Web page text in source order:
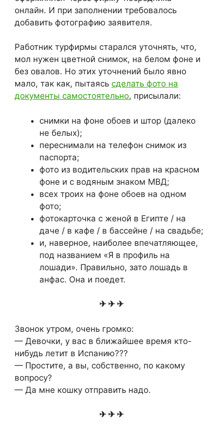
онлайн. И при заполнении требовалось
добавить фотографию заявителя.
Работник турфирмы старался уточнять, что,
мол нужен цветной снимок, на белом фоне и
без овалов. Но этих уточнений было явно
мало, так как, пытаясь сделать фото на
документы самостоятельно, присылали:
снимки на фоне обоев и штор (далеко
не белых);
переснимали на телефон снимок из
паспорта;
фото из водительских прав на красном
фоне и с водяным знаком МВД;
всех троих на фоне обоев на одном
фото;
фотокарточка с женой в Египте / на
даче / в кафе / в бассейне / на свадьбе;
и, наверное, наиболее впечатляющее,
под названием «Я в профиль на
лошади». Правильно, зато лошадь в
анфас. Она и поедет.
✈ ✈ ✈
Звонок утром, очень громко:
— Девочки, у вас в ближайшее время кто-
нибудь летит в Испанию???
— Простите, а вы, собственно, по какому
вопросу?
— Да мне кошку отправить надо.
✈ ✈ ✈